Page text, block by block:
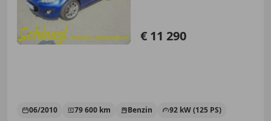
€ 11 290
06/2010 79 600 km Benzin 92 kW (125 PS)